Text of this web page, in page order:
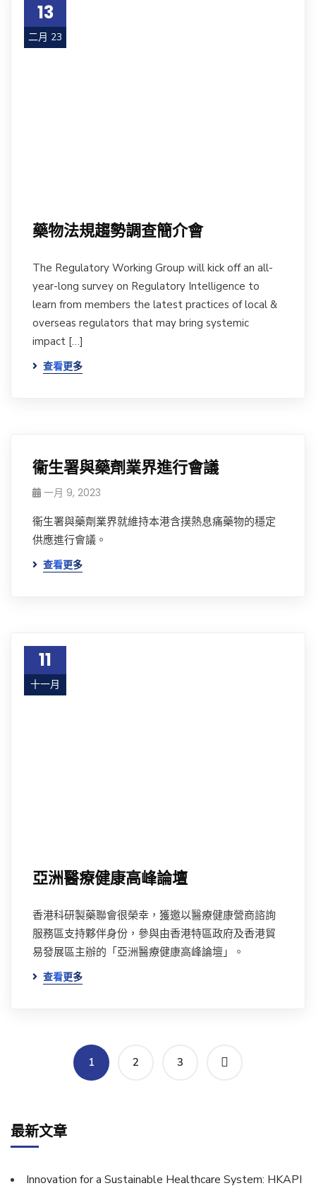
13
二月 23
藥物法規趨勢調查簡介會
The Regulatory Working Group will kick off an all-
year-long survey on Regulatory Intelligence to
learn from members the latest practices of local &
overseas regulators that may bring systemic
impact […]
查看更多
衞生署與藥劑業界進行會議
一月 9, 2023
衞生署與藥劑業界就維持本港含撲熱息痛藥物的穩定
供應進行會議。
查看更多
11
十一月
亞洲醫療健康高峰論壇
香港科研製藥聯會很榮幸，獲邀以醫療健康營商諮詢
服務區支持夥伴身份，參與由香港特區政府及香港貿
易發展區主辦的「亞洲醫療健康高峰論壇」。
查看更多
1 2 3
最新文章
Innovation for a Sustainable Healthcare System: HKAPI